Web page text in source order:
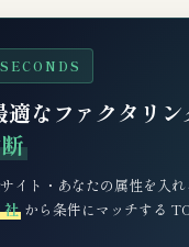
ン②：経営コンサルタ
ーン③：建設業下請（一人
資金
ン④：小売（D2Cブラン
ン⑤：サービス業（人材
待ち
適なファクタリン
イト・あなたの属性を入れ
社 から条件にマッチする